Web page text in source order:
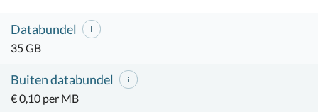
Databundel
35 GB
Buiten databundel
€ 0,10 per MB